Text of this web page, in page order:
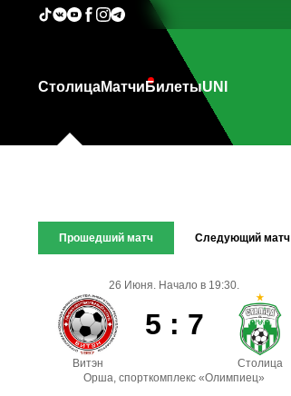
СтолицаМатчи БилетыUNI
Прошедший матч Следующий матч
26 Июня. Начало в 19:30.
5 : 7
Витэн
Столица
Орша, спорткомплекс «Олимпиец»